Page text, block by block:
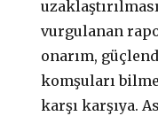
vurgulanan
onarım,
komşuları
karşı karşıya.